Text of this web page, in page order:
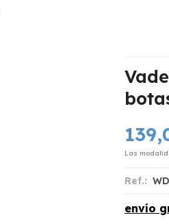
Las
Ref.:
envío